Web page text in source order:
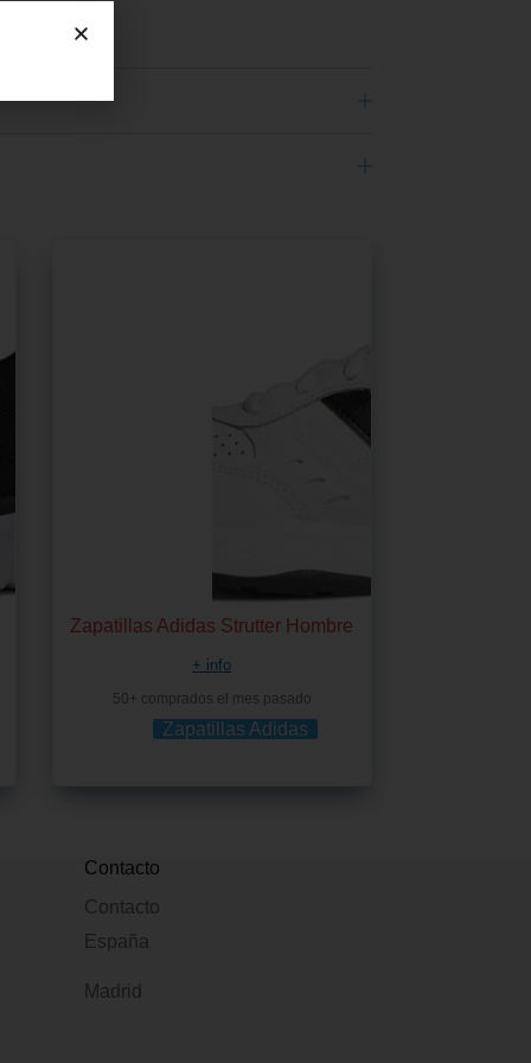
Zapatillas Adidas Strutter Hombre
+ info
50+ comprados el mes pasado
Zapatillas Adidas
Contacto
Contacto
España
Madrid